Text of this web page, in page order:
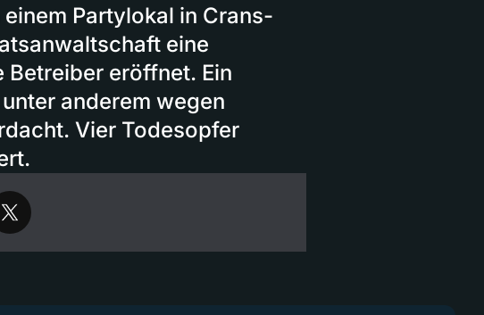
Partylokal in Crans-
eine
eröffnet. Ein
anderem wegen
Vier Todesopfer